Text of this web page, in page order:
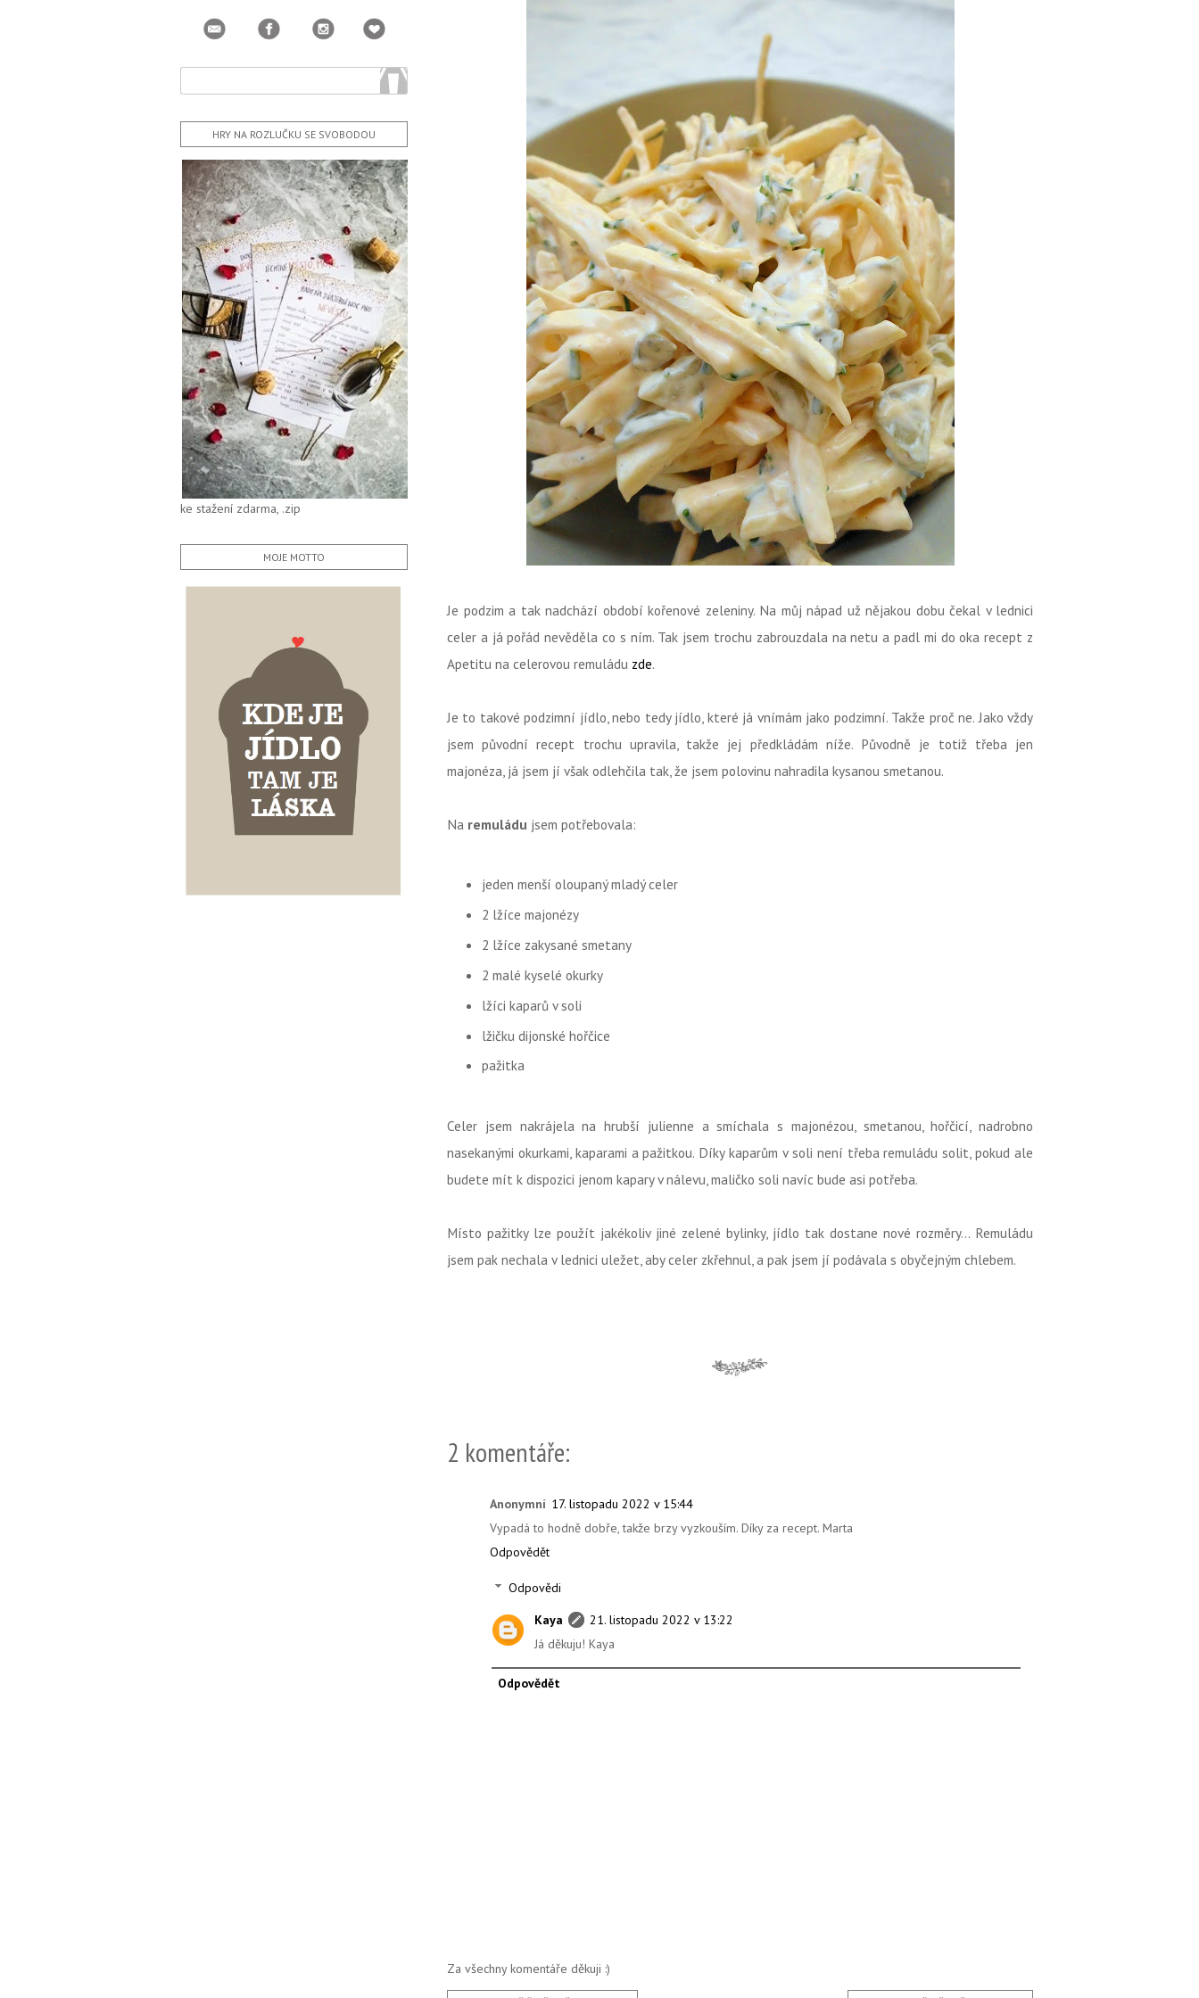
Je podzim a tak nadchází období kořenové zeleniny. Na můj nápad už nějakou dobu čekal v lednici
celer a já pořád nevěděla co s ním. Tak jsem trochu zabrouzdala na netu a padl mi do oka recept z
Apetitu na celerovou remuládu zde.
Je to takové podzimní jídlo, nebo tedy jídlo, které já vnímám jako podzimní. Takže proč ne. Jako vždy
jsem původní recept trochu upravila, takže jej předkládám níže. Původně je totiž třeba jen
majonéza, já jsem jí však odlehčila tak, že jsem polovinu nahradila kysanou smetanou.
Na remuládu jsem potřebovala:
jeden menší oloupaný mladý celer
2 lžíce majonézy
2 lžíce zakysané smetany
2 malé kyselé okurky
lžíci kaparů v soli
lžičku dijonské hořčice
pažitka
Celer jsem nakrájela na hrubší julienne a smíchala s majonézou, smetanou, hořčicí, nadrobno
nasekanými okurkami, kaparami a pažitkou. Díky kaparům v soli není třeba remuládu solit, pokud ale
budete mít k dispozici jenom kapary v nálevu, maličko soli navíc bude asi potřeba.
Místo pažitky lze použít jakékoliv jiné zelené bylinky, jídlo tak dostane nové rozměry... Remuládu
jsem pak nechala v lednici uležet, aby celer zkřehnul, a pak jsem jí podávala s obyčejným chlebem.
2 komentáře:
Anonymní 17. listopadu 2022 v 15:44
Vypadá to hodně dobře, takže brzy vyzkouším. Díky za recept. Marta
Odpovědět
Odpovědi
Kaya
21. listopadu 2022 v 13:22
Já děkuju! Kaya
Odpovědět
Za všechny komentáře děkuji :)
HRY NA ROZLUČKU SE SVOBODOU
ke stažení zdarma, .zip
MOJE MOTTO